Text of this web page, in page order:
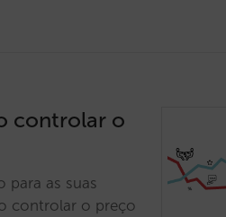
controlar o
para as suas
controlar o preço